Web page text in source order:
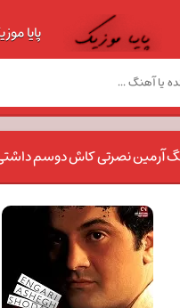
پایا
آرمین نصرتی کاش دوسم